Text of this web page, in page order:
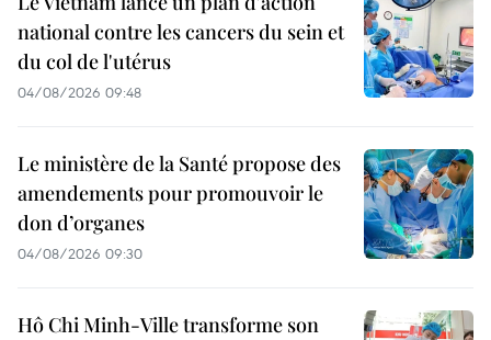
national contre les cancers du sein et
du col de l'utérus
04/08/2026 09:48
Le ministère de la Santé propose des
amendements pour promouvoir le
don d’organes
04/08/2026 09:30
Hô Chi Minh-Ville transforme son